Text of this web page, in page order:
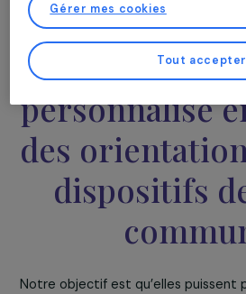
Nous y
évaluation
leur
des
Vous pouvez consentir et cliquer sur «Tout
«Continuer sans accepter» valant refus, en
d’avis et modifier vos préférences à tout
Plus de détails à propos denos partenaires
Cookies.
Tout